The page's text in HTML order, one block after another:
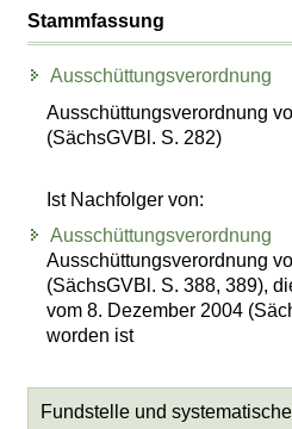
Stammfassung
Ausschüttungsverordnung
Ausschüttungsverordnung
(SächsGVBl. S. 282)
Ist Nachfolger von:
Ausschüttungsverordnung
Ausschüttungsverordnung
(SächsGVBl. S. 388, 389),
vom 8. Dezember 2004
worden ist
Fundstelle und